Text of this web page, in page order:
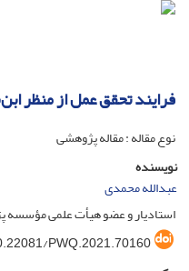
فرایند تحقق عمل از منظر
نوع مقاله : مقاله پژوهشی
نویسنده
عبدالله محمدی
استادیار و عضو هیأت علمی مؤسسه
PWQ.2021.70160